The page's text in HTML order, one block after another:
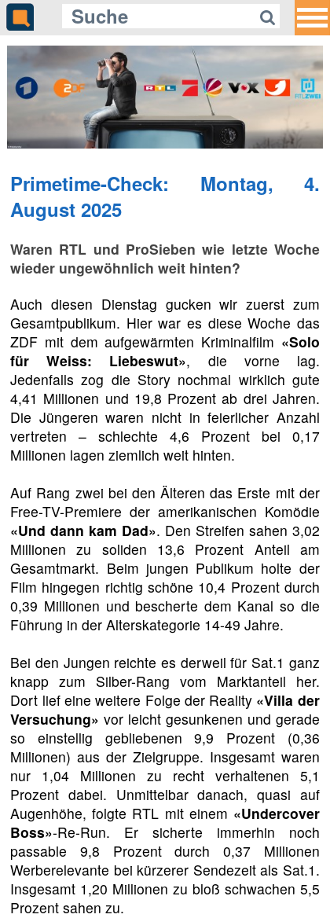
Primetime-Check: Montag, 4.
August 2025
Waren RTL und ProSieben wie letzte Woche
wieder ungewöhnlich weit hinten?
Auch diesen Dienstag gucken wir zuerst zum
Gesamtpublikum. Hier war es diese Woche das
ZDF mit dem aufgewärmten Kriminalfilm «Solo
für Weiss: Liebeswut», die vorne lag.
Jedenfalls zog die Story nochmal wirklich gute
4,41 Millionen und 19,8 Prozent ab drei Jahren.
Die Jüngeren waren nicht in feierlicher Anzahl
vertreten – schlechte 4,6 Prozent bei 0,17
Millionen lagen ziemlich weit hinten.
Auf Rang zwei bei den Älteren das Erste mit der
Free-TV-Premiere der amerikanischen Komödie
«Und dann kam Dad». Den Streifen sahen 3,02
Millionen zu soliden 13,6 Prozent Anteil am
Gesamtmarkt. Beim jungen Publikum holte der
Film hingegen richtig schöne 10,4 Prozent durch
0,39 Millionen und bescherte dem Kanal so die
Führung in der Alterskategorie 14-49 Jahre.
Bei den Jungen reichte es derweil für Sat.1 ganz
knapp zum Silber-Rang vom Marktanteil her.
Dort lief eine weitere Folge der Reality «Villa der
Versuchung» vor leicht gesunkenen und gerade
so einstellig gebliebenen 9,9 Prozent (0,36
Millionen) aus der Zielgruppe. Insgesamt waren
nur 1,04 Millionen zu recht verhaltenen 5,1
Prozent dabei. Unmittelbar danach, quasi auf
Augenhöhe, folgte RTL mit einem «Undercover
Boss»-Re-Run. Er sicherte immerhin noch
passable 9,8 Prozent durch 0,37 Millionen
Werberelevante bei kürzerer Sendezeit als Sat.1.
Insgesamt 1,20 Millionen zu bloß schwachen 5,5
Prozent sahen zu.